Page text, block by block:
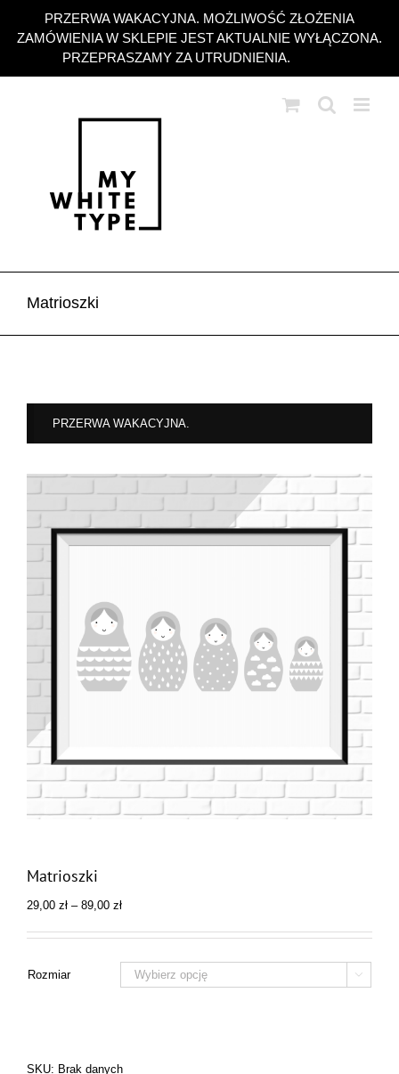
PRZERWA WAKACYJNA. MOŻLIWOŚĆ ZŁOŻENIA
ZAMÓWIENIA W SKLEPIE JEST AKTUALNIE WYŁĄCZONA.
PRZEPRASZAMY ZA UTRUDNIENIA.
zawartości
Matrioszki
PRZERWA WAKACYJNA.
Matrioszki
29,00 zł – 89,00 złZakres
od
89,00 zł
Rozmiar 
SKU: Brak danych